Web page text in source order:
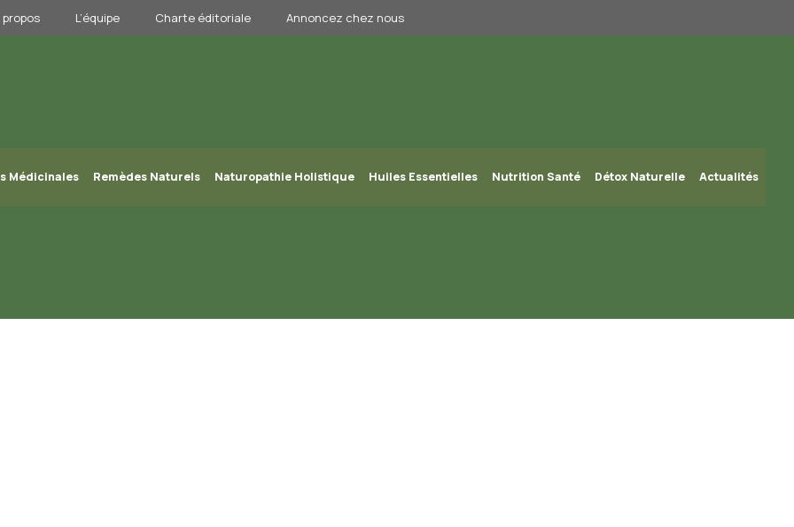
propos L’équipe Charte éditoriale Annoncez chez nous
Médicinales Remèdes Naturels Naturopathie Holistique Huiles Essentielles Nutrition Santé Détox Naturelle Actualités